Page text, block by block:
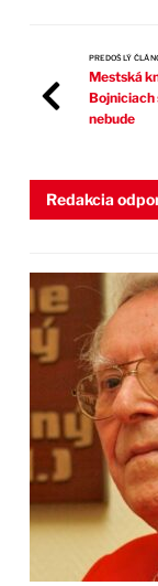
PREDOŠLÝ
Mestská
Bojniciach
nebude
Redakcia